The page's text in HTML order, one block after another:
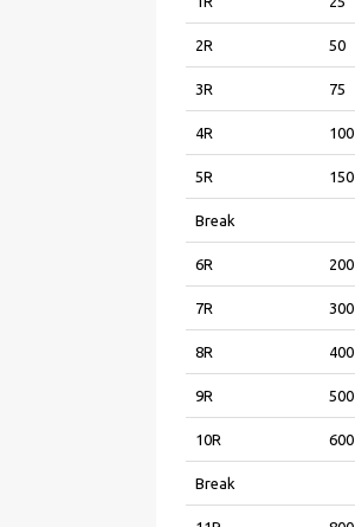
2R 50
3R 75
4R 100
5R 150
Break
6R 200
7R 300
8R 400
9R 500
10R 600
Break